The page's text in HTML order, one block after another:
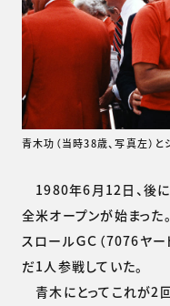
青木功（当時38歳、写真左）と
1980年6月12日、後
全米オープンが始まった
スロールＧＣ（7076ヤー
だ1人参戦していた。
青木にとってこれが2